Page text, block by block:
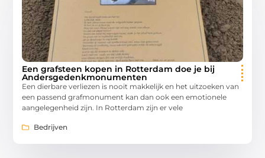
Een grafsteen kopen in Rotterdam doe je bij
Andersgedenkmonumenten
Een dierbare verliezen is nooit makkelijk en het uitzoeken van
een passend grafmonument kan dan ook een emotionele
aangelegenheid zijn. In Rotterdam zijn er vele
Bedrijven